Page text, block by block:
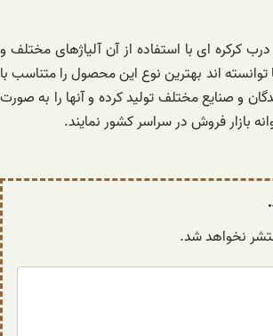
درب کرکره ای با استفاده از آن آلیاژهای مختلف و
توانسته اند بهترین نوع این محصول را متناسب با
و صنایع مختلف تولید کرده و آنها را به صورت
بازار فروش در سراسر کشور نمایند.
نخواهد شد.